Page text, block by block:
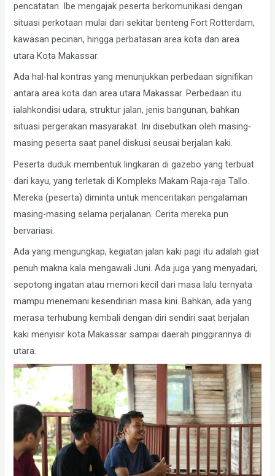
pencatatan. Ibe mengajak peserta berkomunikasi dengan
situasi perkotaan mulai dari sekitar benteng Fort Rotterdam,
kawasan pecinan, hingga perbatasan area kota dan area
utara Kota Makassar.
Ada hal-hal kontras yang menunjukkan perbedaan signifikan
antara area kota dan area utara Makassar. Perbedaan itu
ialahkondisi udara, struktur jalan, jenis bangunan, bahkan
situasi pergerakan masyarakat. Ini disebutkan oleh masing-
masing peserta saat panel diskusi seusai berjalan kaki.
Peserta duduk membentuk lingkaran di gazebo yang terbuat
dari kayu, yang terletak di Kompleks Makam Raja-raja Tallo.
Mereka (peserta) diminta untuk menceritakan pengalaman
masing-masing selama perjalanan. Cerita mereka pun
bervariasi.
Ada yang mengungkap, kegiatan jalan kaki pagi itu adalah giat
penuh makna kala mengawali Juni. Ada juga yang menyadari,
sepotong ingatan atau memori kecil dari masa lalu ternyata
mampu menemani kesendirian masa kini. Bahkan, ada yang
merasa terhubung kembali dengan diri sendiri saat berjalan
kaki menyisir kota Makassar sampai daerah pinggirannya di
utara.